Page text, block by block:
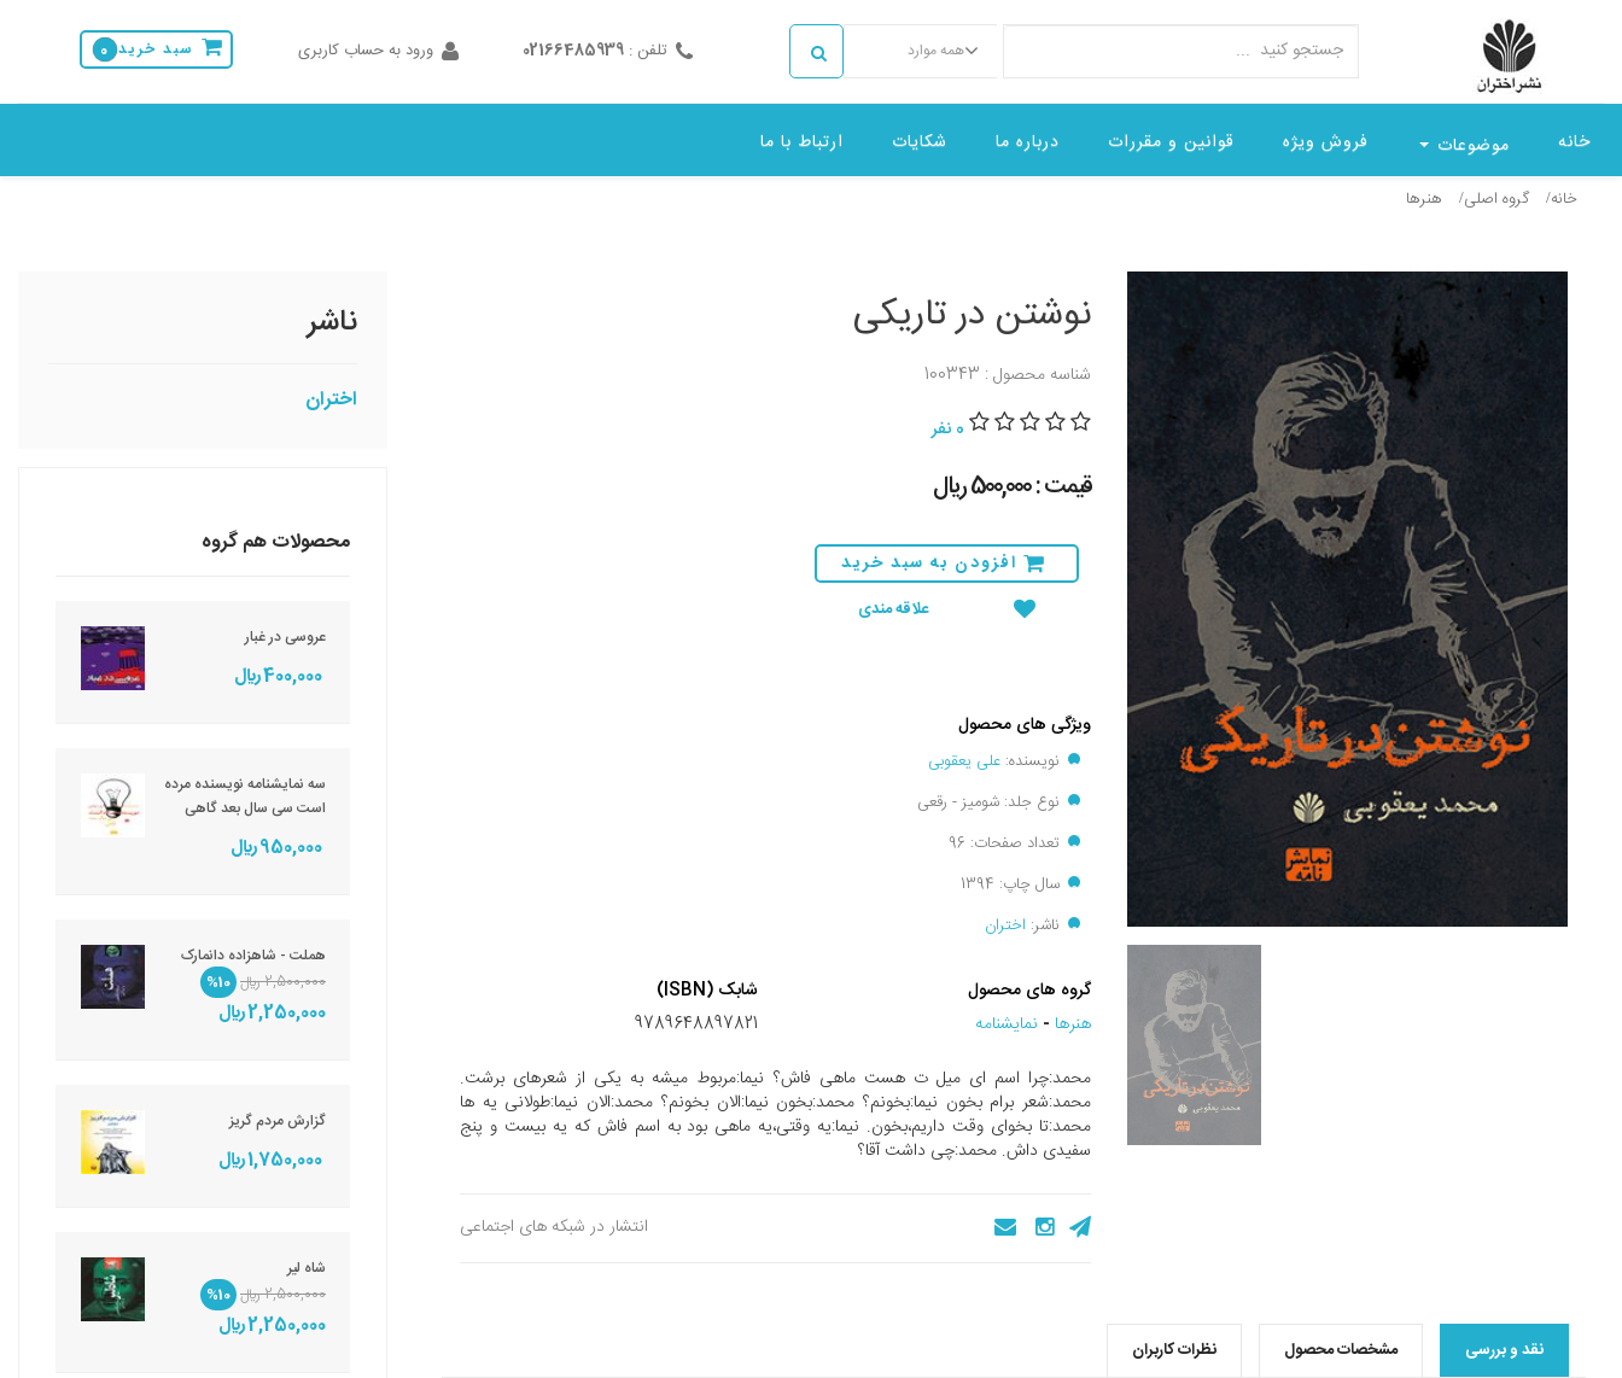
همه موارد تلفن : 02166485939 ورود به حساب کاربری سبد خرید 0
خانه موضوعات فروش ویژه قوانین و مقررات درباره ما شکایات ارتباط با ما
خانه گروه اصلی هنرها
نوشتن در تاریکی
شناسه محصول : 100343
0 نفر
قیمت : 500,000 ريال
افزودن به سبد خرید
علاقه مندی
ویژگی های محصول
نویسنده: علی یعقوبی
نوع جلد: شومیز - رقعی
تعداد صفحات: 96
سال چاپ: 1394
ناشر: اختران
گروه های محصول
هنرها - نمايشنامه
شابک (ISBN)
9789648897821
محمد:چرا اسم ای میل ت هست ماهی فاش؟ نیما:مربوط میشه به یکی از شعرهای برشت.
محمد:شعر برام بخون نیما:بخونم؟ محمد:بخون نیما:الان بخونم؟ محمد:الان نیما:طولانی یه ها
محمد:تا بخوای وقت داریم،بخون. نیما:یه وقتی،یه ماهی بود به اسم فاش که یه بیست و پنج
سفیدی داش. محمد:چی داشت آقا؟
انتشار در شبکه های اجتماعی
نقد و بررسی مشخصات محصول نظرات کاربران
ناشر
اختران
محصولات هم گروه
عروسی در غبار
400,000 ريال
سه نمایشنامه نویسنده مرده
است سی سال بعد گاهی
950,000 ريال
هملت - شاهزاده دانمارک
2,500,000 ريال
%10
2,250,000 ريال
گزارش مردم گریز
1,750,000 ريال
شاه لیر
2,500,000 ريال
%10
2,250,000 ريال